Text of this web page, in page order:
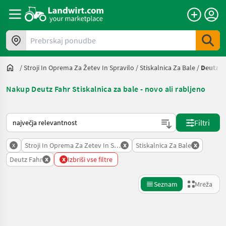
Prebrskaj ponudbe
/Stroji In Oprema Za Žetev In Spravilo /Stiskalnica Za Bale / Deutz
Nakup Deutz Fahr Stiskalnica za bale - novo ali rabljeno
Tako je razvrščeno na Landwirt.com
Filtri
x Stroji In Oprema Za Zetev In Spravilo
x Stiskalnica Za Bale x
Deutz Fahr x x Izbriši vse filtre
Seznam Mreža